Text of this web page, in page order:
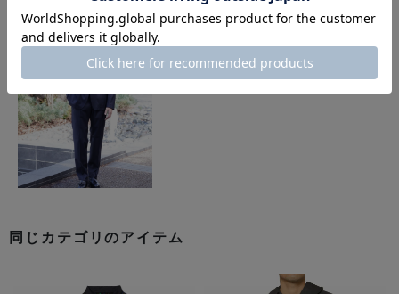
同じカテゴリのアイテム